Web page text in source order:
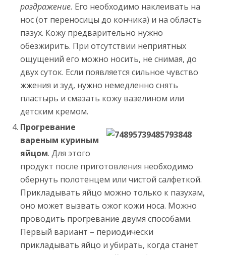
раздражение. Его необходимо наклеивать на
нос (от переносицы до кончика) и на область
пазух. Кожу предварительно нужно
обезжирить. При отсутствии неприятных
ощущений его можно носить, не снимая, до
двух суток. Если появляется сильное чувство
жжения и зуд, нужно немедленно снять
пластырь и смазать кожу вазелином или
детским кремом.
Прогревание
вареным куриным
яйцом. Для этого
продукт после приготовления необходимо
обернуть полотенцем или чистой салфеткой.
Прикладывать яйцо можно только к пазухам,
оно может вызвать ожог кожи носа. Можно
проводить прогревание двумя способами.
Первый вариант – периодически
прикладывать яйцо и убирать, когда станет